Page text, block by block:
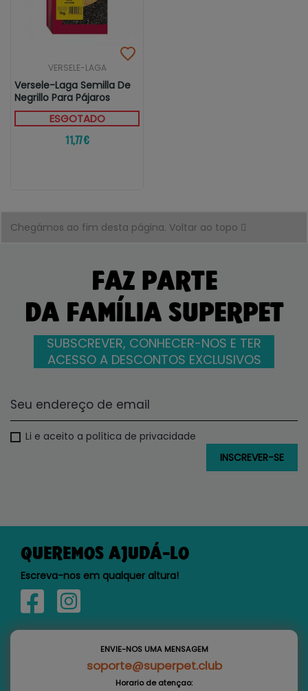
VERSELE-LAGA
Versele-Laga Semilla De
Negrillo Para Pájaros
ESGOTADO
11,77 €
Chegámos ao fim desta página. Voltar ao topo
FAZ PARTE
DA FAMÍLIA SUPERPET
SUBSCREVER, CONHECER-NOS E TER
ACESSO A DESCONTOS EXCLUSIVOS
Li e aceito a política de privacidade
QUEREMOS AJUDÁ-LO
Escreva-nos em qualquer altura!
ENVIE-NOS UMA MENSAGEM
soporte@superpet.club
Horario de atençao: